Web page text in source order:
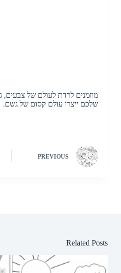
מוזמנים לרדת לעולם של צבעים,
שלכם ייצרו עולם קסום של גשם.
PREVIOUS
Related Posts